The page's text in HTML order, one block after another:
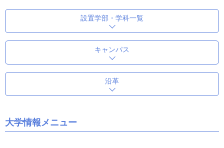
設置学部・学科一覧
キャンパス
沿革
大学情報メニュー